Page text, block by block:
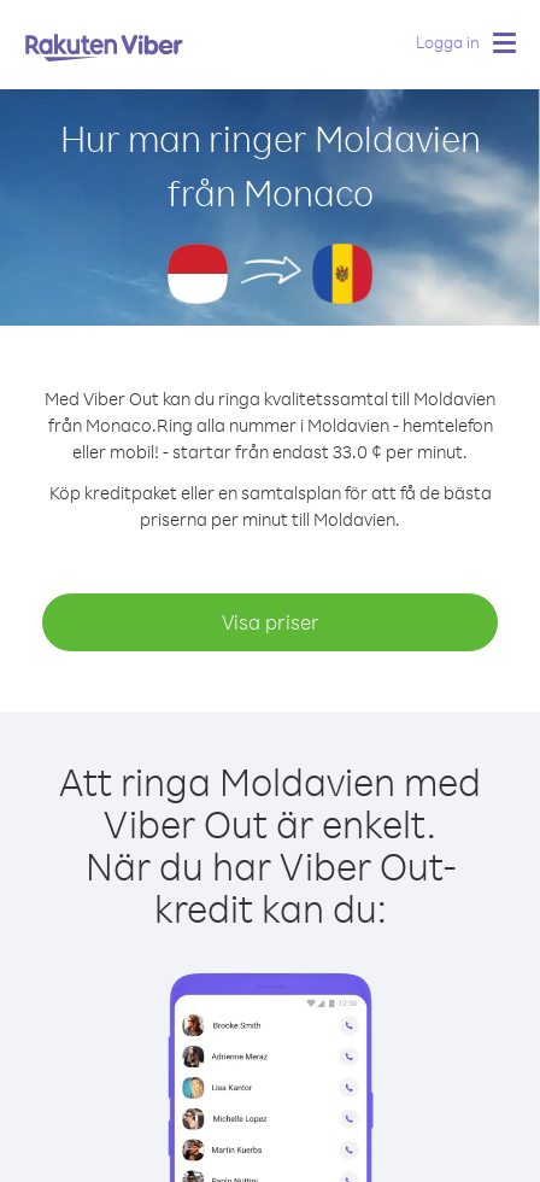
Logga in
Hur man ringer Moldavien
från Monaco
Med Viber Out kan du ringa kvalitetssamtal till Moldavien
från Monaco.Ring alla nummer i Moldavien - hemtelefon
eller mobil! - startar från endast 33.0 ¢ per minut.
Köp kreditpaket eller en samtalsplan för att få de bästa
priserna per minut till Moldavien.
Visa priser
Att ringa Moldavien med
Viber Out är enkelt.
När du har Viber Out-
kredit kan du: